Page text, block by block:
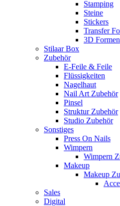
Stamping
Steine
Stickers
Transfer
3D Formen
Stilaar Box
Zubehör
E-Feile & Feile
Flüssigkeiten
Nagelhaut
Nail Art Zubehör
Pinsel
Struktur Zubehör
Studio Zubehör
Sonstiges
Press On Nails
Wimpern
Wimpern
Makeup
Makeup
Sales
Digital